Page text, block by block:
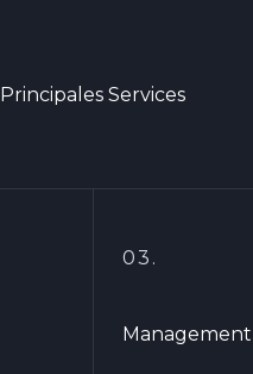
Principales Services
03.